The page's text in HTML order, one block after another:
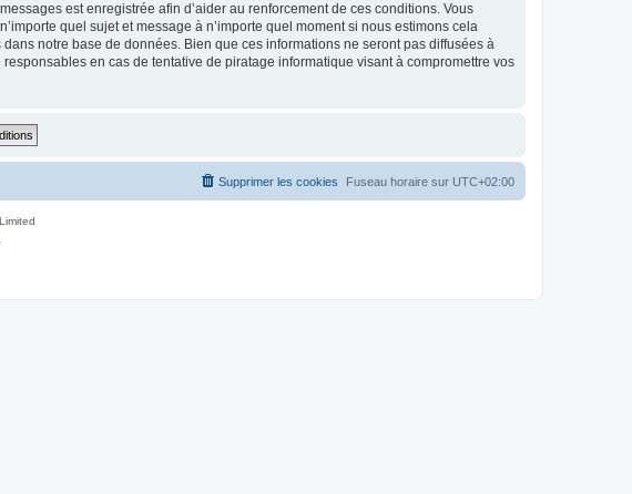
est enregistrée afin d’aider au renforcement de ces conditions. Vous
quel sujet et message à n’importe quel moment si nous estimons cela
notre base de données. Bien que ces informations ne seront pas diffusées à
en cas de tentative de piratage informatique visant à compromettre vos
Fuseau horaire sur UTC+02:00
Supprimer les cookies